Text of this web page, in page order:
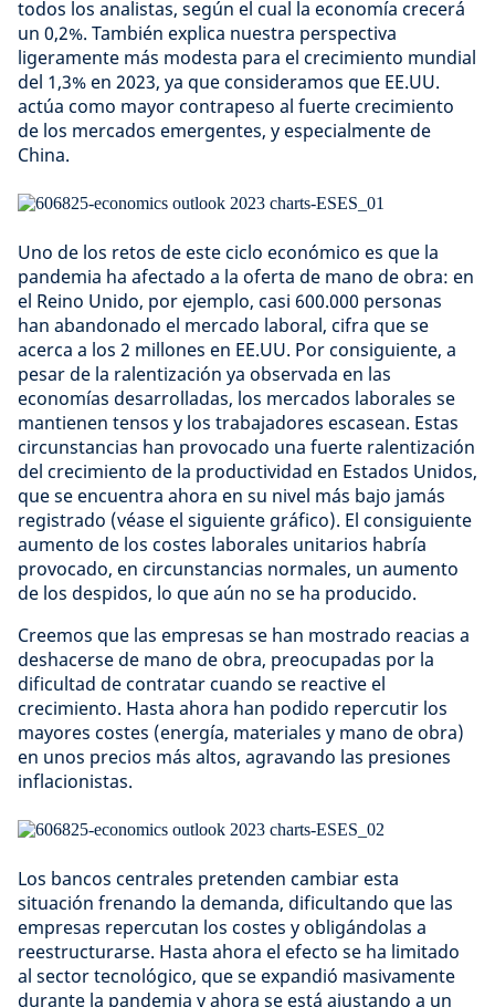
todos los analistas, según el cual la economía crecerá
un 0,2%. También explica nuestra perspectiva
ligeramente más modesta para el crecimiento mundial
del 1,3% en 2023, ya que consideramos que EE.UU.
actúa como mayor contrapeso al fuerte crecimiento
de los mercados emergentes, y especialmente de
China.
Uno de los retos de este ciclo económico es que la
pandemia ha afectado a la oferta de mano de obra: en
el Reino Unido, por ejemplo, casi 600.000 personas
han abandonado el mercado laboral, cifra que se
acerca a los 2 millones en EE.UU. Por consiguiente, a
pesar de la ralentización ya observada en las
economías desarrolladas, los mercados laborales se
mantienen tensos y los trabajadores escasean. Estas
circunstancias han provocado una fuerte ralentización
del crecimiento de la productividad en Estados Unidos,
que se encuentra ahora en su nivel más bajo jamás
registrado (véase el siguiente gráfico). El consiguiente
aumento de los costes laborales unitarios habría
provocado, en circunstancias normales, un aumento
de los despidos, lo que aún no se ha producido.
Creemos que las empresas se han mostrado reacias a
deshacerse de mano de obra, preocupadas por la
dificultad de contratar cuando se reactive el
crecimiento. Hasta ahora han podido repercutir los
mayores costes (energía, materiales y mano de obra)
en unos precios más altos, agravando las presiones
inflacionistas.
Los bancos centrales pretenden cambiar esta
situación frenando la demanda, dificultando que las
empresas repercutan los costes y obligándolas a
reestructurarse. Hasta ahora el efecto se ha limitado
al sector tecnológico, que se expandió masivamente
durante la pandemia y ahora se está ajustando a un